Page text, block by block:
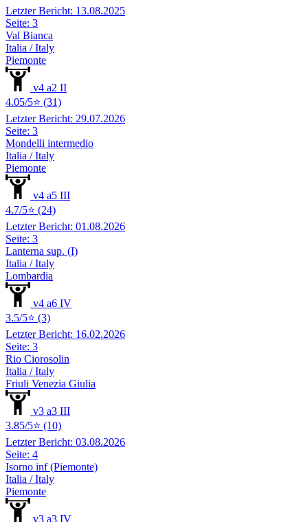
Letzter Bericht: 13.08.2025
Seite: 3
Val Bianca
Italia / Italy
Piemonte
v4 a2 II
4.05/5⭐ (31)
Letzter Bericht: 29.07.2026
Seite: 3
Mondelli intermedio
Italia / Italy
Piemonte
v4 a5 III
4.7/5⭐ (24)
Letzter Bericht: 01.08.2026
Seite: 3
Lanterna sup. (I)
Italia / Italy
Lombardia
v4 a6 IV
3.5/5⭐ (3)
Letzter Bericht: 16.02.2026
Seite: 3
Rio Ciorosolin
Italia / Italy
Friuli Venezia Giulia
v3 a3 III
3.85/5⭐ (10)
Letzter Bericht: 03.08.2026
Seite: 4
Isorno inf (Piemonte)
Italia / Italy
Piemonte
v3 a3 IV